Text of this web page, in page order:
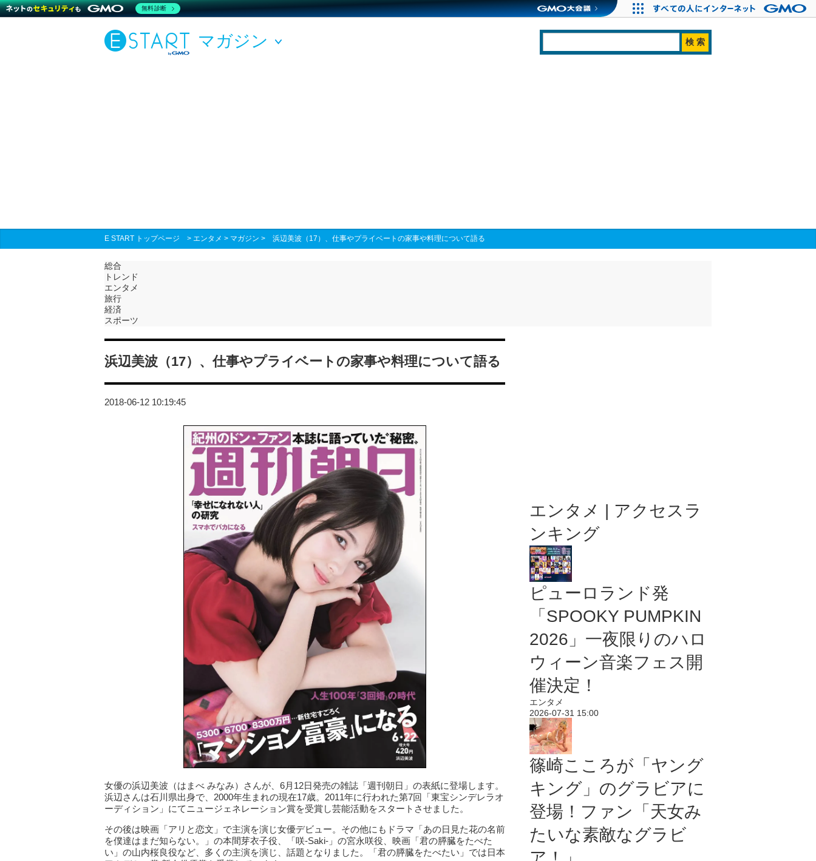
マガジン
E START トップページ > エンタメ > マガジン > 浜辺美波（17）、仕事やプライベートの家事や料理について語る
総合
トレンド
エンタメ
旅行
経済
スポーツ
浜辺美波（17）、仕事やプライベートの家事や料理について語る
2018-06-12 10:19:45
女優の浜辺美波（はまべ みなみ）さんが、6月12日発売の雑誌「週刊朝日」の表紙に登場します。
浜辺さんは石川県出身で、2000年生まれの現在17歳。2011年に行われた第7回「東宝シンデレラオ
ーディション」にてニュージェネレーション賞を受賞し芸能活動をスタートさせました。
その後は映画「アリと恋文」で主演を演じ女優デビュー。その他にもドラマ「あの日見た花の名前
を僕達はまだ知らない。」の本間芽衣子役、「咲-Saki-」の宮永咲役、映画「君の膵臓をたべた
い」の山内桜良役など、多くの主演を演じ、話題となりました。「君の膵臓をたべたい」では日本
エンタメ | アクセスラ
ンキング
ピューロランド発
「SPOOKY PUMPKIN
2026」一夜限りのハロ
ウィーン音楽フェス開
催決定！
エンタメ
2026-07-31 15:00
篠崎こころが「ヤング
キング」のグラビアに
登場！ファン「天女み
たいな素敵なグラビ
無料診断